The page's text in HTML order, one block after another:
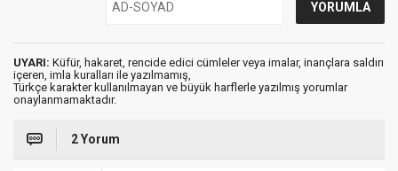
UYARI: Küfür, hakaret, rencide edici cümleler veya imalar, inançlara saldırı
içeren, imla kuralları ile yazılmamış,
Türkçe karakter kullanılmayan ve büyük harflerle yazılmış yorumlar
onaylanmamaktadır.
2 Yorum